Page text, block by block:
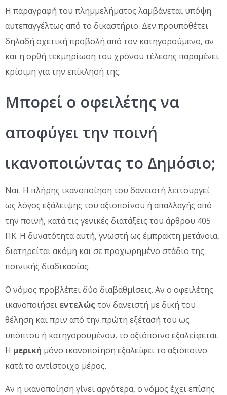
Η παραγραφή του πλημμελήματος λαμβάνεται υπόψη
αυτεπαγγέλτως από το δικαστήριο. Δεν προϋποθέτει
δηλαδή σχετική προβολή από τον κατηγορούμενο, αν
και η ορθή τεκμηρίωση του χρόνου τέλεσης παραμένει
κρίσιμη για την επίκλησή της.
Μπορεί ο οφειλέτης να
αποφύγει την ποινή
ικανοποιώντας το Δημόσιο;
Ναι. Η πλήρης ικανοποίηση του δανειστή λειτουργεί
ως λόγος εξάλειψης του αξιοποίνου ή απαλλαγής από
την ποινή, κατά τις γενικές διατάξεις του άρθρου 405
ΠΚ. Η δυνατότητα αυτή, γνωστή ως έμπρακτη μετάνοια,
διατηρείται ακόμη και σε προχωρημένο στάδιο της
ποινικής διαδικασίας.
Ο νόμος προβλέπει δύο διαβαθμίσεις. Αν ο οφειλέτης
ικανοποιήσει εντελώς τον δανειστή με δική του
θέληση και πριν από την πρώτη εξέτασή του ως
υπόπτου ή κατηγορουμένου, το αξιόποινο εξαλείφεται.
Η μερική μόνο ικανοποίηση εξαλείφει το αξιόποινο
κατά το αντίστοιχο μέρος.
Αν η ικανοποίηση γίνει αργότερα, ο νόμος έχει επίσης